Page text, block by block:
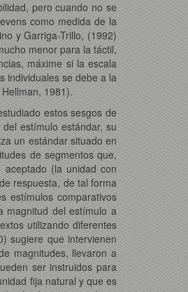
pero cuando no se
como medida de la
y Garriga-Trillo, (1992)
menor para la táctil,
máxime si la escala
individuales se debe a la
1981).
estos sesgos de
estímulo estándar, su
un estándar situado en
de segmentos que,
(la unidad con
respuesta, de tal forma
estímulos comparativos
magnitud del estímulo a
utilizando diferentes
sugiere que intervienen
magnitudes, llevaron a
ser instruidos para
fija natural y que es